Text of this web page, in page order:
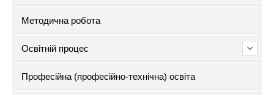
Методична робота
Освітній процес
Професійна (професійно-технічна) освіта